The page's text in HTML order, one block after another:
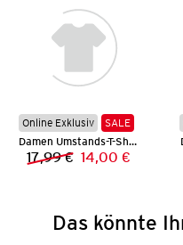
Online Exklusiv
SALE
Damen Umstands-T-Shirt
Vorheriger
17,99 € Neuer Preis:
14,00 €
Das könnte